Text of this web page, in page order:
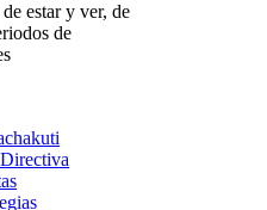
estar y ver, de
de